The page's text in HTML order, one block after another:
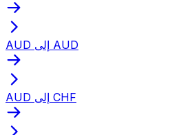
AUD إلى AUD
AUD إلى CHF